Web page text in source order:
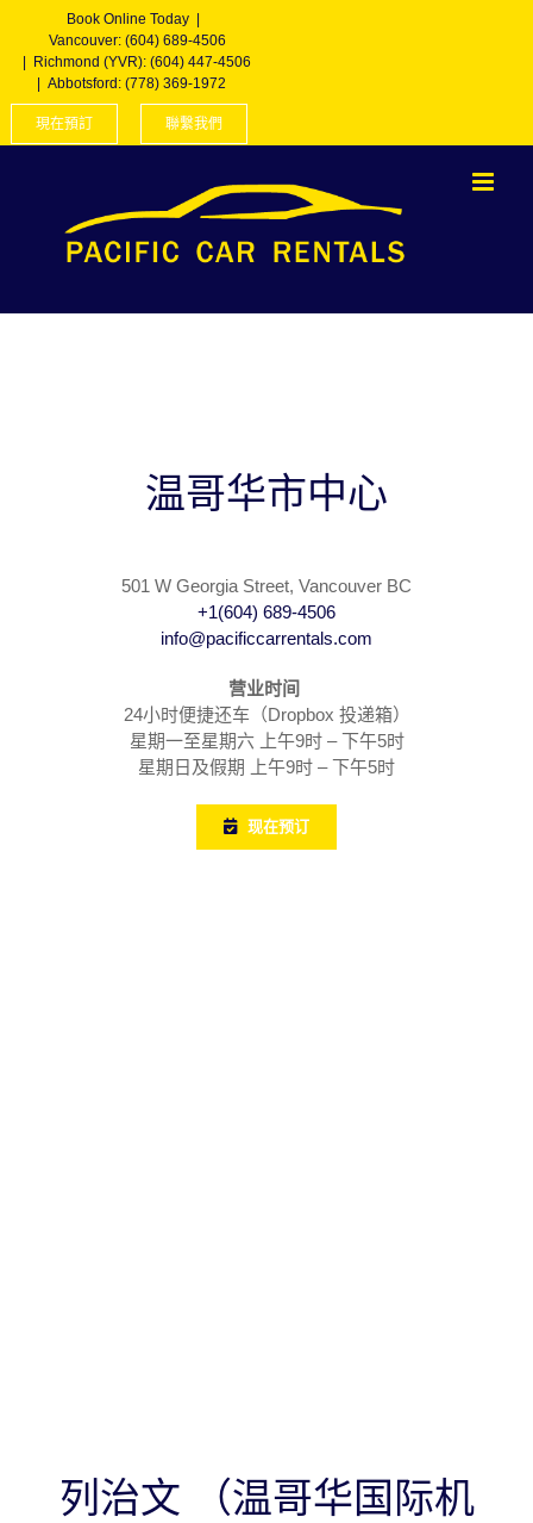
content
Book Online Today |
Vancouver: (604) 689-4506
Richmond (YVR): (604) 447-4506
Abbotsford: (778) 369-1972
現在預訂 聯繫我們
温哥华市中心
501 W Georgia Street, Vancouver BC
+1(604) 689-4506
info@pacificcarrentals.com
营业时间
24小时便捷还车（Dropbox 投递箱）
星期一至星期六 上午9时 – 下午5时
星期日及假期 上午9时 – 下午5时
现在预订
列治文 （温哥华国际机